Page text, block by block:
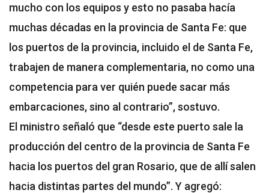
mucho con los equipos y esto no pasaba hacía
muchas décadas en la provincia de Santa Fe: que
los puertos de la provincia, incluido el de Santa Fe,
trabajen de manera complementaria, no como una
competencia para ver quién puede sacar más
embarcaciones, sino al contrario”, sostuvo.
El ministro señaló que “desde este puerto sale la
producción del centro de la provincia de Santa Fe
hacia los puertos del gran Rosario, que de allí salen
hacia distintas partes del mundo”. Y agregó: